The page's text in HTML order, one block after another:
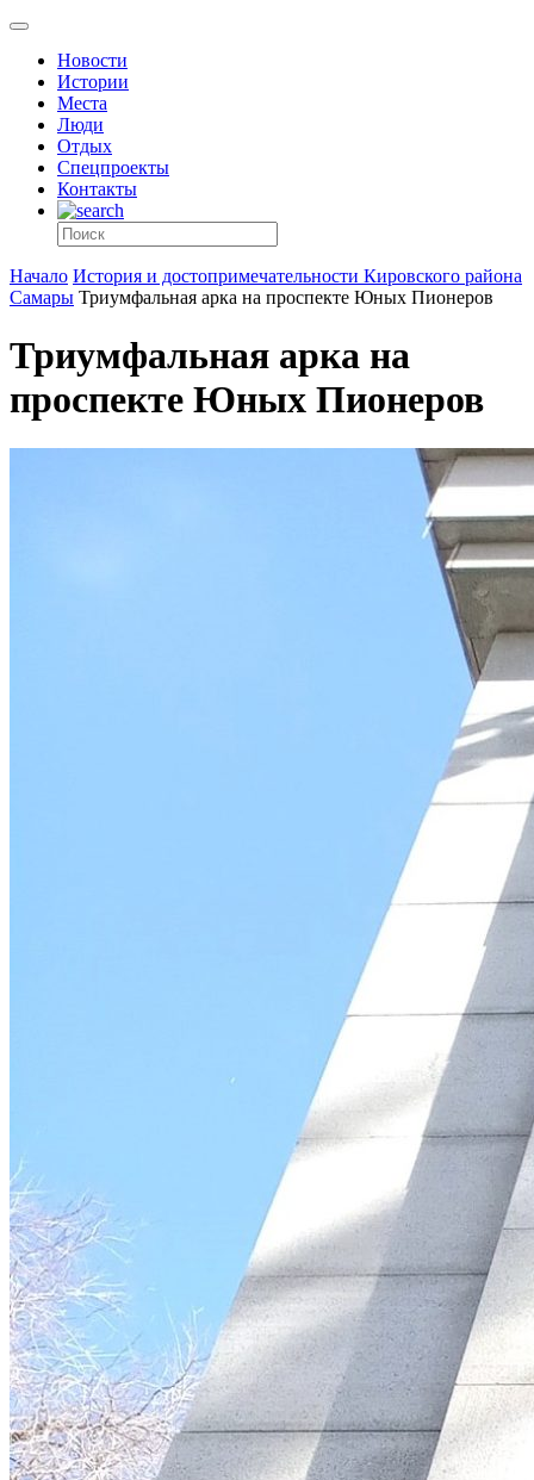
Новости
Истории
Места
Люди
Отдых
Спецпроекты
Контакты
Начало История и достопримечательности Кировского района
Самары Триумфальная арка на проспекте Юных Пионеров
Триумфальная арка на
проспекте Юных Пионеров